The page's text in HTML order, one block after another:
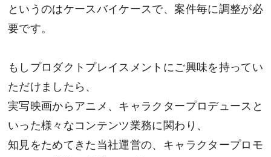
というのはケースバイケースで、案件毎に調整が必
要です。
もしプロダクトプレイスメントにご興味を持ってい
ただけましたら、
実写映画からアニメ、キャラクタープロデュースと
いった様々なコンテンツ業務に関わり、
知見をためてきた当社運営の、キャラクタープロモ